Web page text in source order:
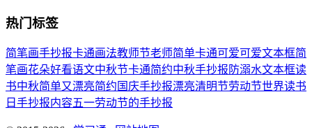
热门标签
简笔画手抄报卡通画法教师节老师简单卡通可爱可爱文本框简
笔画花朵好看语文中秋节卡通简约中秋手抄报 防溺水文本框读
书中秋简单又漂亮简约 国庆手抄报漂亮清明节劳动节世界读书
日 手抄报内容五一劳动节的手抄报